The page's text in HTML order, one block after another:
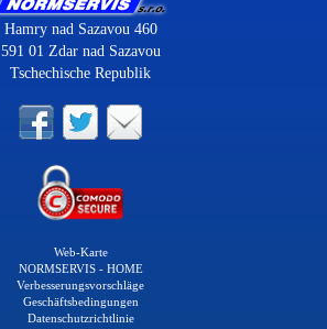
Hamry nad Sazavou 460
591 01 Zdar nad Sazavou
Tschechische Republik
Web-Karte
NORMSERVIS - HOME
Verbesserungsvorschläge
Geschäftsbedingungen
Datenschutzrichtlinie